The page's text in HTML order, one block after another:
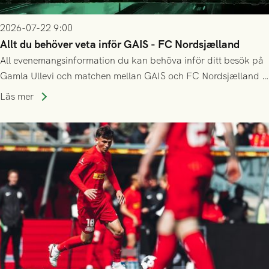
2026-07-22 9:00
Allt du behöver veta inför GAIS - FC Nordsjælland
All evenemangsinformation du kan behöva inför ditt besök på
Gamla Ullevi och matchen mellan GAIS och FC Nordsjælland i
kvalet till Conference League! Avspark kl 19.00 på torsdag
Läs mer